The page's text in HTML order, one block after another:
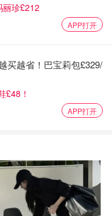
Black Sesame 600g
: Sesame Seeds
&amp; Gourmet
购买
珍£212
APP打开
买越省！巴宝莉包£329/
£48！
APP打开